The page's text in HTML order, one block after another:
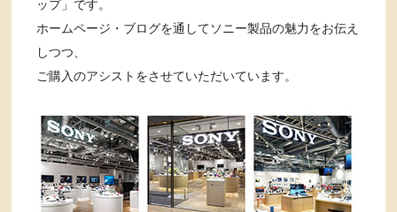
ップ」です。
ホームページ・ブログを通してソニー製品の魅力をお伝え
しつつ、
ご購入のアシストをさせていただいています。